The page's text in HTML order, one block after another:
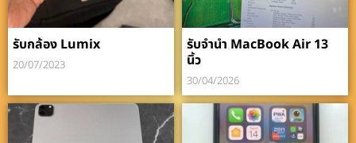
รับกล้อง Lumix
20/07/2023
รับจำนำ MacBook Air 13
นิ้ว
30/04/2026